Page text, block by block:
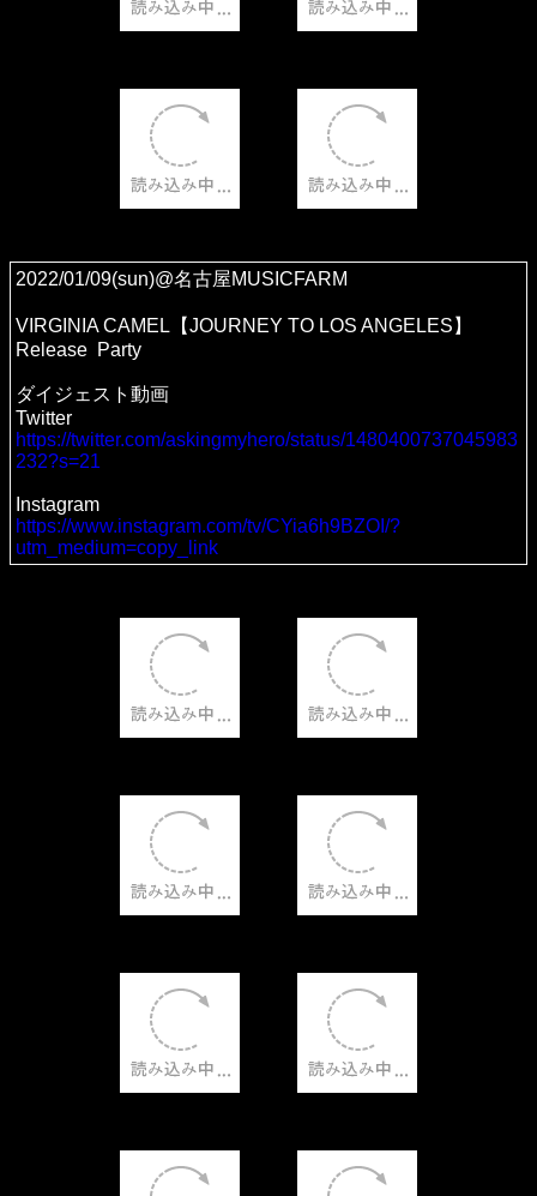
2022/01/09(sun)@名古屋MUSICFARM
VIRGINIA CAMEL【JOURNEY TO LOS ANGELES】
Release Party
ダイジェスト動画
Twitter
https://twitter.com/askingmyhero/status/1480400737045983
232?s=21
Instagram
https://www.instagram.com/tv/CYia6h9BZOI/?
utm_medium=copy_link